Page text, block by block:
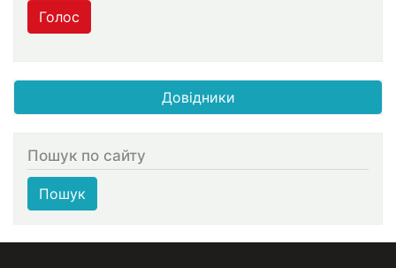
Голос
Довідники
Пошук по сайту
Пошук